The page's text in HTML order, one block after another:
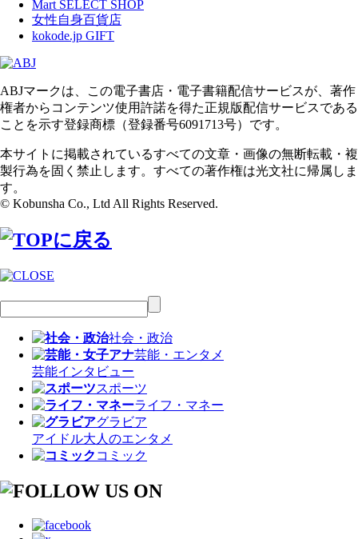
Mart SELECT SHOP
女性自身百貨店
kokode.jp GIFT
ABJマークは、この電子書店・電子書籍配信サービスが、著作
権者からコンテンツ使用許諾を得た正規版配信サービスである
ことを示す登録商標（登録番号6091713号）です。
本サイトに掲載されているすべての文章・画像の無断転載・複
製行為を固く禁止します。すべての著作権は光文社に帰属しま
す。
© Kobunsha Co., Ltd All Rights Reserved.
社会・政治
芸能・エンタメ
芸能インタビュー
スポーツ
ライフ・マネー
グラビア
アイドル大人のエンタメ
コミック